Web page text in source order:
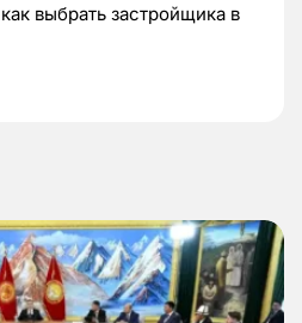
выбрать застройщика в